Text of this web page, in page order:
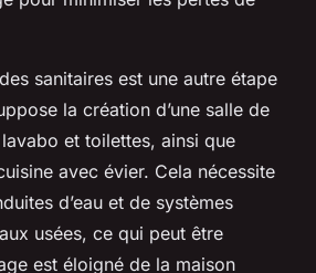
sanitaires est une autre étape
la création d’une salle de
et toilettes, ainsi que
avec évier. Cela nécessite
d’eau et de systèmes
usées, ce qui peut être
est éloigné de la maison